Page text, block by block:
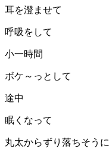
耳を澄ませて
呼吸をして
小一時間
ボケ～っとして
途中
眠くなって
丸太からずり落ちそうに